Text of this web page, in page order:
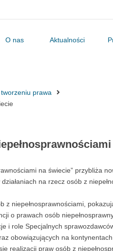
O nas Aktualności
prawa
na świecie” przybliża
na rzecz osób z
niepełnosprawnościami,
o prawach osób
i role Specjalnych
obowiązujących na
realizacji praw osób z